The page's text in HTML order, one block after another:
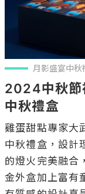
月影盛宴中
2024中秋節
中秋禮盒
雞蛋甜點專家大
中秋禮盒，設計
的燈火完美融合
金外盒加上富有